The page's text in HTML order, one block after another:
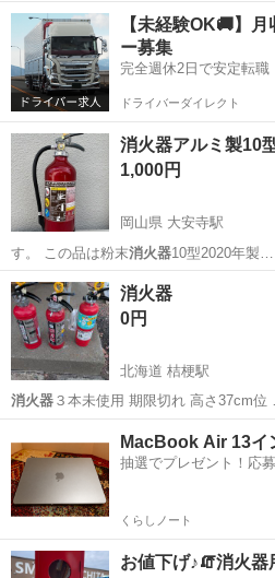
東京 八王子市 八王子駅 防災
【未経験OK🚚】
ー募集
完全週休2日で安定転職
ドライバーダイレクト
消火器アルミ製10
1,000円
岡山県 大安寺駅
す。 この品は粉末消火器
岡山 岡山市 大安寺駅
消火器
0円
北海道 桔梗駅
消火器３本未使用 期限切れ 高さ37cm
MacBook Air 13
抽選でプレゼント！応
くらしノート
お値下げ♪🧯消火器